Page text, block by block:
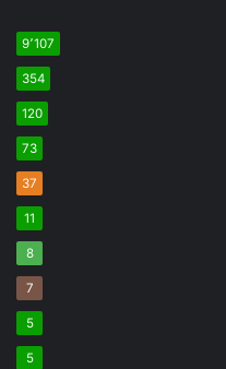
9٬107
354
120
73
37
11
8
7
5
5